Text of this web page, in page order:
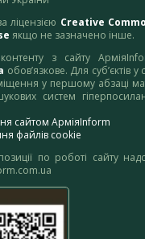
ліцензією Creative
якщо не зазначено інше.
з сайту
обов’язкове. Для суб’єктів
у першому абзаці
систем
сайтом АрміяInform
файлів cookie
по роботі сайту